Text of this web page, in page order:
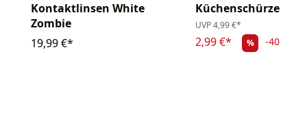
Kontaktlinsen White
Zombie
19,99 €*
Küchenschürze
UVP4,99 €*
2,99 €* % -40.08%